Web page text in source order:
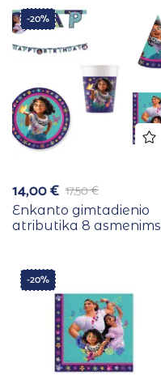
-20%
17,50€
14,00€
Enkanto gimtadienio
atributika 8 asmenims
-20%